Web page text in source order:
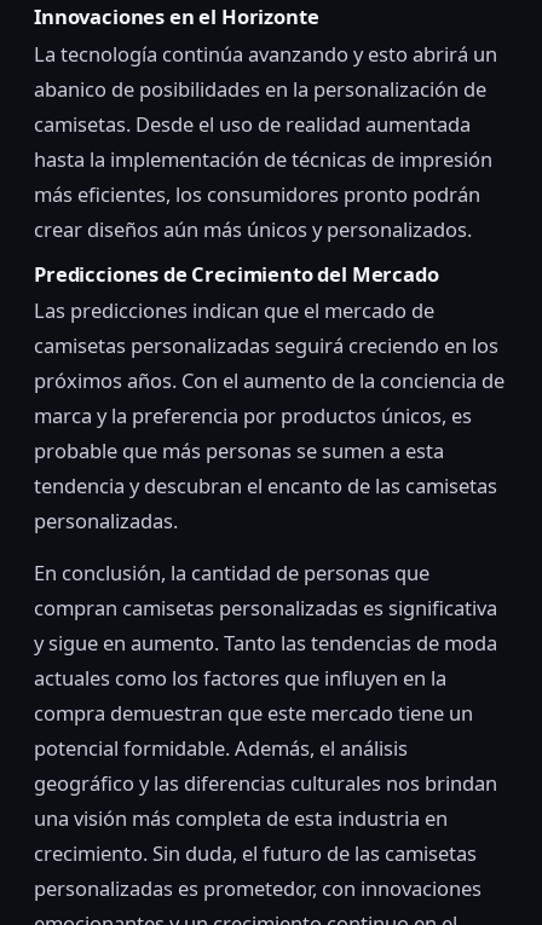
Innovaciones en el Horizonte
La tecnología continúa avanzando y esto abrirá un
abanico de posibilidades en la personalización de
camisetas. Desde el uso de realidad aumentada
hasta la implementación de técnicas de impresión
más eficientes, los consumidores pronto podrán
crear diseños aún más únicos y personalizados.
Predicciones de Crecimiento del Mercado
Las predicciones indican que el mercado de
camisetas personalizadas seguirá creciendo en los
próximos años. Con el aumento de la conciencia de
marca y la preferencia por productos únicos, es
probable que más personas se sumen a esta
tendencia y descubran el encanto de las camisetas
personalizadas.
En conclusión, la cantidad de personas que
compran camisetas personalizadas es significativa
y sigue en aumento. Tanto las tendencias de moda
actuales como los factores que influyen en la
compra demuestran que este mercado tiene un
potencial formidable. Además, el análisis
geográfico y las diferencias culturales nos brindan
una visión más completa de esta industria en
crecimiento. Sin duda, el futuro de las camisetas
personalizadas es prometedor, con innovaciones